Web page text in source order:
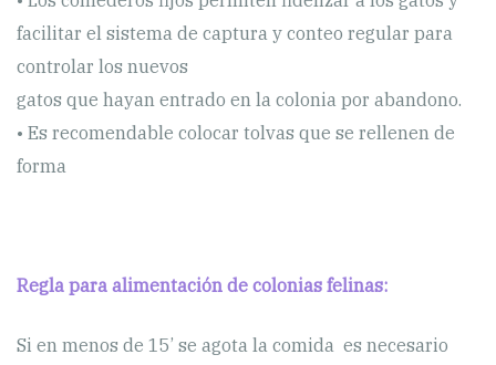
facilitar el sistema de captura y conteo regular para
controlar los nuevos
gatos que hayan entrado en la colonia por abandono.
• Es recomendable colocar tolvas que se rellenen de
forma
Regla para alimentación de colonias felinas:
Si en menos de 15’ se agota la comida es necesario